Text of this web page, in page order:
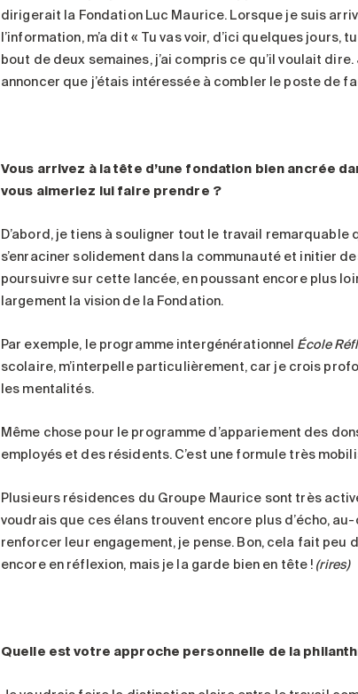
dirigerait la Fondation Luc Maurice. Lorsque je suis
l’information, m’a dit « Tu vas voir, d’ici quelques jours,
bout de deux semaines, j’ai compris ce qu’il voulait
annoncer que j’étais intéressée à combler le poste de
Vous arrivez à la tête d’une fondation bien ancrée
vous aimeriez lui faire prendre ?
D’abord, je tiens à souligner tout le travail remarquable
s’enraciner solidement dans la communauté et initier
poursuivre sur cette lancée, en poussant encore plus
largement la vision de la Fondation.
Par exemple, le programme intergénérationnel École
scolaire, m’interpelle particulièrement, car je crois
les mentalités.
Même chose pour le programme d’appariement des
employés et des résidents. C’est une formule très
Plusieurs résidences du Groupe Maurice sont très
voudrais que ces élans trouvent encore plus d’écho,
renforcer leur engagement, je pense. Bon, cela fait
encore en réflexion, mais je la garde bien en tête ! (rires)
Quelle est votre approche personnelle de la